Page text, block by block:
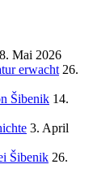
8. Mai 2026
erwacht 26.
Šibenik 14.
3. April
Šibenik 26.